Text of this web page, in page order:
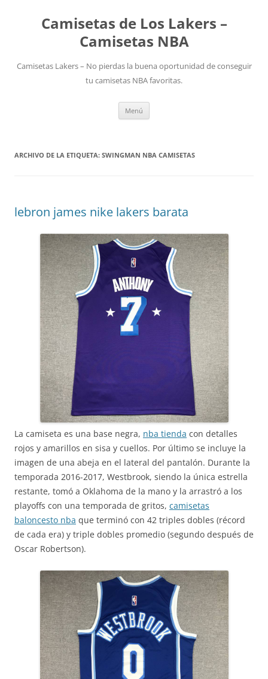
Camisetas de Los Lakers –
Camisetas NBA
Camisetas Lakers – No pierdas la buena oportunidad de conseguir
tu camisetas NBA favoritas.
Menú
ARCHIVO DE LA ETIQUETA: SWINGMAN NBA CAMISETAS
lebron james nike lakers barata
La camiseta es una base negra, nba tienda con detalles
rojos y amarillos en sisa y cuellos. Por último se incluye la
imagen de una abeja en el lateral del pantalón. Durante la
temporada 2016-2017, Westbrook, siendo la única estrella
restante, tomó a Oklahoma de la mano y la arrastró a los
playoffs con una temporada de gritos, camisetas
baloncesto nba que terminó con 42 triples dobles (récord
de cada era) y triple dobles promedio (segundo después de
Oscar Robertson).